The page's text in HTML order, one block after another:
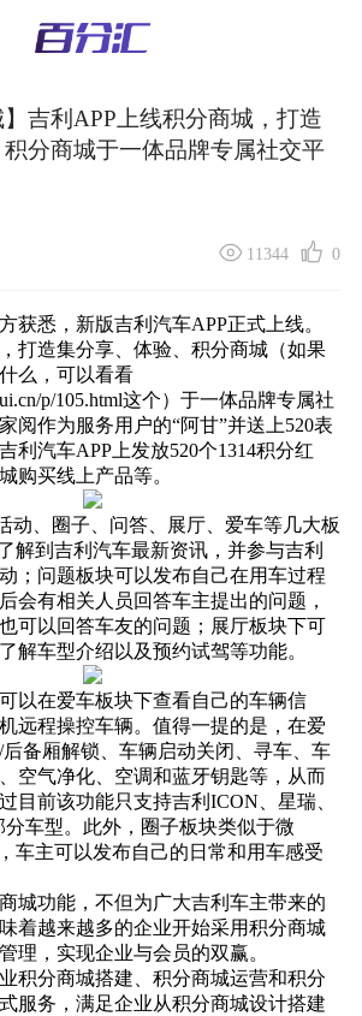
】吉利APP上线积分商城，打造
分商城于一体品牌专属社交平
11344 0
获悉，新版吉利汽车APP正式上线。
打造集分享、体验、积分商城（如果
么 ，可以看看
p/105.html这个）于一体品牌专属社
阅作为服务用户的“阿甘”并送上520表
利汽车APP上发放520个1314积分红
购买线上产品等。
动、圈子、问答、展厅、爱车等几大板
解到吉利汽车最新资讯，并参与吉利
；问题板块可以发布自己在用车过程
会有相关人员回答车主提出的问题，
可以回答车友的问题；展厅板块下可
解车型介绍以及预约试驾等功能。
以在爱车板块下查看自己的车辆信
远程操控车辆。值得一提的是，在爱
备厢解锁、车辆启动关闭、寻车、车
空气净化、空调和蓝牙钥匙等，从而
目前该功能只支持吉利ICON、星瑞、
车型。此外，圈子板块类似于微
车主可以发布自己的日常和用车感受
城功能，不但为广大吉利车主带来的
着越来越多的企业开始采用积分商城
理，实现企业与会员的双赢。
积分商城搭建 积分商城运营和积分
服务，满足企业从积分商城设计搭建